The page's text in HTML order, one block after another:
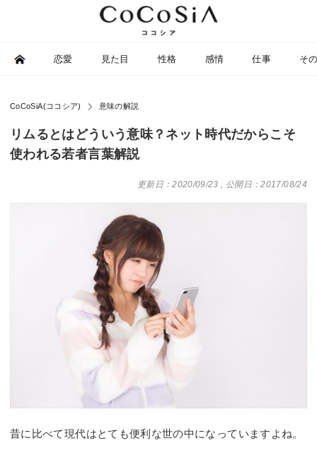
恋愛 見た目 性格 感情 仕事 そ
CoCoSiA(ココシア) 意味の解説
リムるとはどういう意味？ネット時代だからこそ
使われる若者言葉解説
更新日：2020/09/23 , 公開日：2017/08/24
昔に比べて現代はとても便利な世の中になっていますよね。